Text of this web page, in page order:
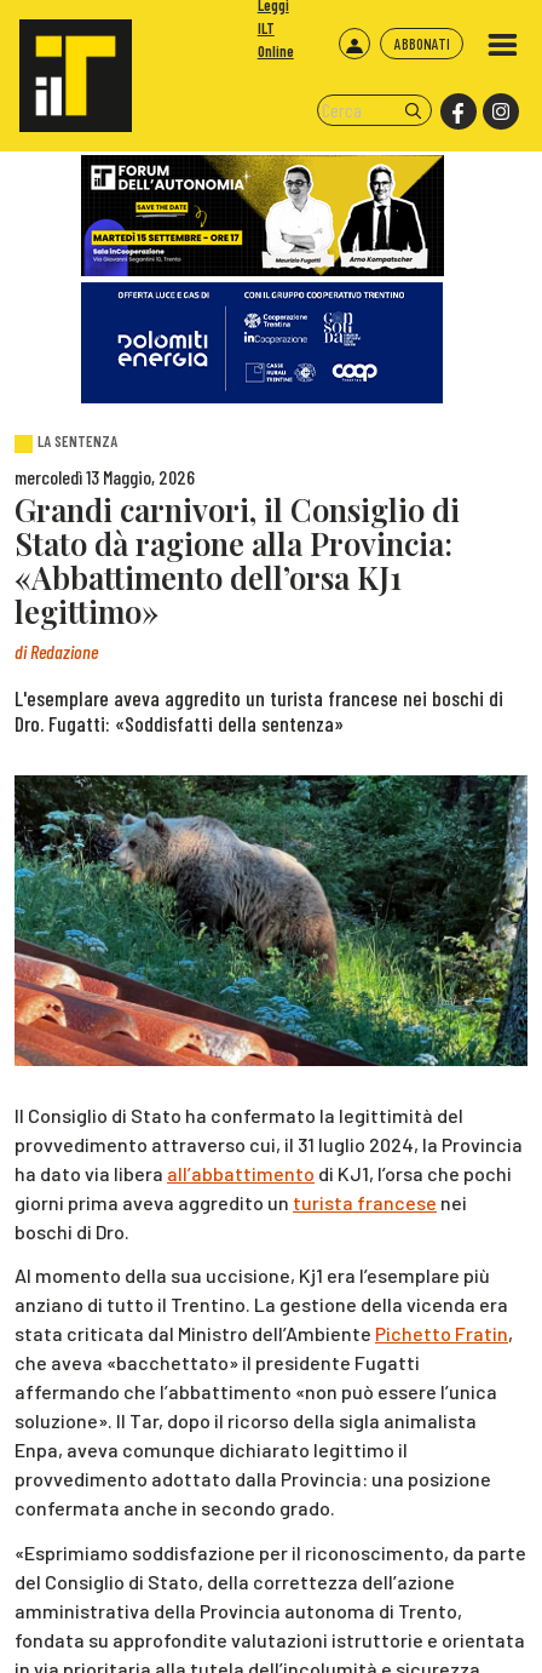
ABBONATI
Leggi
ILT
Online
LA SENTENZA
mercoledì 13 Maggio, 2026
Grandi carnivori, il Consiglio di
Stato dà ragione alla Provincia:
«Abbattimento dell’orsa KJ1
legittimo»
diRedazione
L'esemplare aveva aggredito un turista francese nei boschi di
Dro. Fugatti: «Soddisfatti della sentenza»
Il Consiglio di Stato ha confermato la legittimità del
provvedimento attraverso cui, il 31 luglio 2024, la Provincia
ha dato via libera all’abbattimento di KJ1, l’orsa che pochi
giorni prima aveva aggredito un turista francese nei
boschi di Dro.
Al momento della sua uccisione, Kj1 era l’esemplare più
anziano di tutto il Trentino. La gestione della vicenda era
stata criticata dal Ministro dell’Ambiente Pichetto Fratin,
che aveva «bacchettato» il presidente Fugatti
affermando che l’abbattimento «non può essere l’unica
soluzione». Il Tar, dopo il ricorso della sigla animalista
Enpa, aveva comunque dichiarato legittimo il
provvedimento adottato dalla Provincia: una posizione
confermata anche in secondo grado.
«Esprimiamo soddisfazione per il riconoscimento, da parte
del Consiglio di Stato, della correttezza dell’azione
amministrativa della Provincia autonoma di Trento,
fondata su approfondite valutazioni istruttorie e orientata